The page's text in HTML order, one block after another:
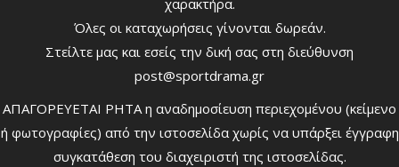
χαρακτήρα.
Όλες οι καταχωρήσεις γίνονται δωρεάν.
Στείλτε μας και εσείς την δική σας στη διεύθυνση
post@sportdrama.gr
ΑΠΑΓΟΡΕΥΕΤΑΙ ΡΗΤΑ η αναδημοσίευση περιεχομένου (κείμενο
ή φωτογραφίες) από την ιστοσελίδα χωρίς να υπάρξει έγγραφη
συγκατάθεση του διαχειριστή της ιστοσελίδας.